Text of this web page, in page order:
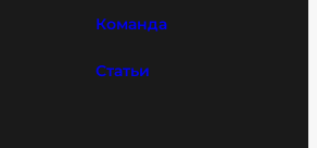
Команда
Статьи